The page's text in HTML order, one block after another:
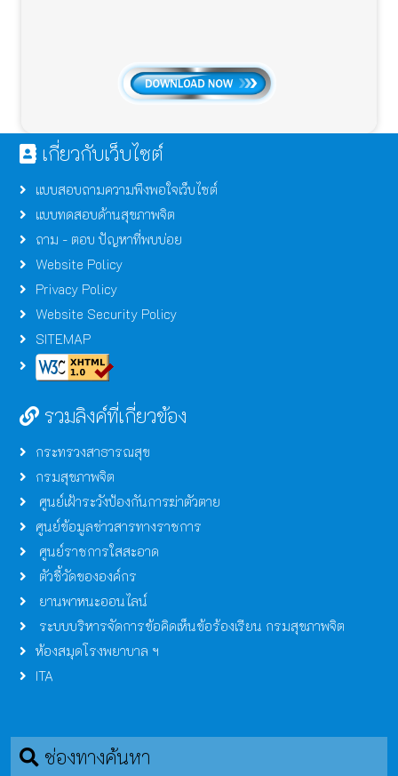
เกี่ยวกับเว็บไซต์
แบบสอบถามความพึงพอใจเว็บไซต์
แบบทดสอบด้านสุขภาพจิต
ถาม - ตอบ ปัญหาที่พบบ่อย
Website Policy
Privacy Policy
Website Security Policy
SITEMAP
รวมลิงค์ที่เกี่ยวข้อง
กระทรวงสาธารณสุข
กรมสุขภาพจิต
ศูนย์เฝ้าระวังป้องกันการฆ่าตัวตาย
ศูนย์ข้อมูลข่าวสารทางราชการ
ศูนย์ราชการใสสะอาด
ตัวชี้วัดขององค์กร
ยานพาหนะออนไลน์
ระบบบริหารจัดการข้อคิดเห็นข้อร้องเรียน กรมสุขภาพจิต
ห้องสมุดโรงพยาบาล ฯ
ITA
ช่องทางค้นหา